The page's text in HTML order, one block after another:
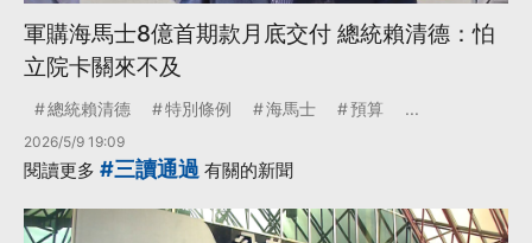
軍購海馬士8億首期款月底交付 總統賴清德：怕
立院卡關來不及
總統賴清德 特別條例 海馬士 預算 ...
2026/5/9 19:09
閱讀更多 #三讀通過 有關的新聞